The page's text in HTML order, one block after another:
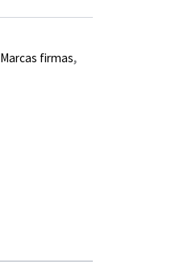
Marcas firmas,